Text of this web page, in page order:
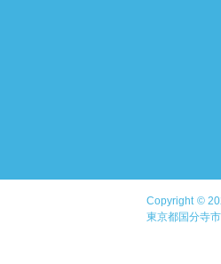
Copyright ©
東京都国分